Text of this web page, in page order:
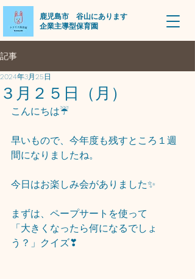
​鹿児島市 谷山にあります
企業主導型保育園
記事
３月２５日（月）
2024年3月25日
こんにちは☔
早いもので、今年度も残すところ１週
間になりましたね。
今日はお楽しみ会がありました✨
まずは、ペープサートを使って
「大きくなったら何になるでしょ
う？」クイズ❣